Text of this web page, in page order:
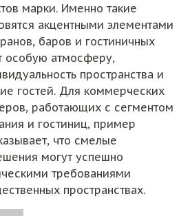
марки. Именно такие
акцентными элементами
баров и гостиничных
особую атмосферу,
пространства и
гостей. Для коммерческих
работающих с сегментом
и гостиниц, пример
что смелые
могут успешно
требованиями
пространствах.